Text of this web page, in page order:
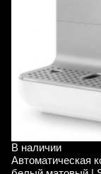
В наличии
Автоматическая